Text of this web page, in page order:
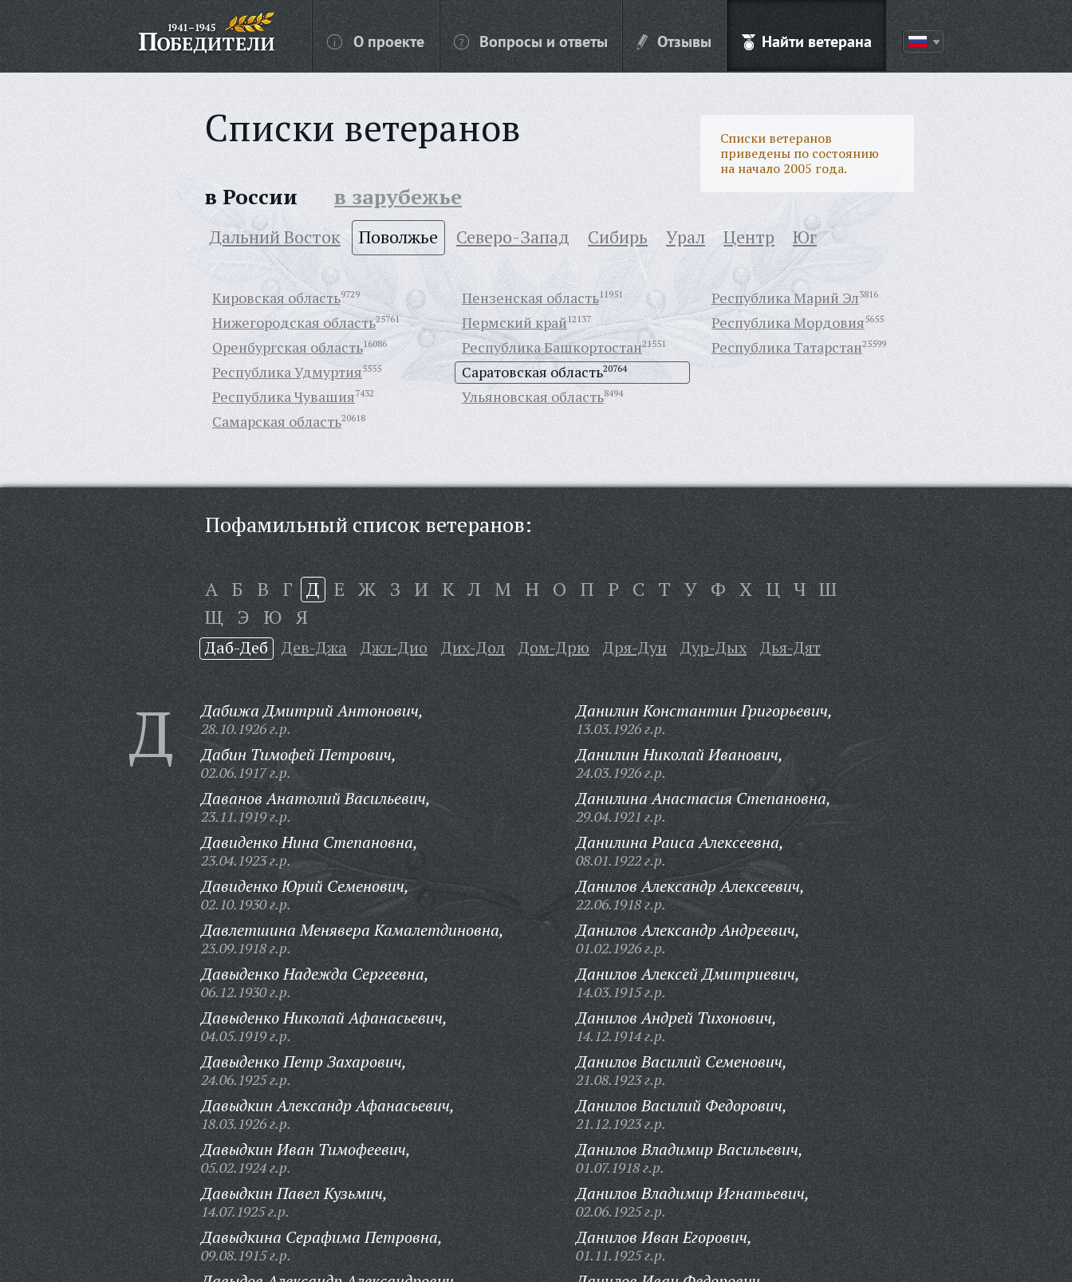
О проекте Вопросы и ответы Отзывы Найти ветерана
Списки ветеранов
Списки ветеранов
приведены по состоянию
на начало 2005 года.
в России в зарубежье
Дальний Восток Поволжье Северо-Запад Сибирь Урал Центр Юг
Кировская область9729
Нижегородская область25761
Оренбургская область16086
Пензенская область11951
Пермский край12137
Республика Башкортостан21551
Республика Марий Эл3816
Республика Мордовия5655
Республика Татарстан25599
Республика Удмуртия5555
Республика Чувашия7432
Самарская область20618
Саратовская область20764
Ульяновская область8494
Пофамильный список ветеранов:
А Б В Г Д Е Ж З И К Л М Н О П Р С Т У Ф Х Ц Ч Ш
Щ Э Ю Я
Даб-Деб Дев-Джа Джл-Дио Дих-Дол Дом-Дрю Дря-Дун Дур-Дых Дья-Дят
Д Дабижа Дмитрий Антонович,
28.10.1926 г.р.
Дабин Тимофей Петрович,
02.06.1917 г.р.
Даванов Анатолий Васильевич,
23.11.1919 г.р.
Давиденко Нина Степановна,
23.04.1923 г.р.
Давиденко Юрий Семенович,
02.10.1930 г.р.
Давлетшина Менявера Камалетдиновна,
23.09.1918 г.р.
Давыденко Надежда Сергеевна,
06.12.1930 г.р.
Давыденко Николай Афанасьевич,
04.05.1919 г.р.
Давыденко Петр Захарович,
24.06.1925 г.р.
Давыдкин Александр Афанасьевич,
18.03.1926 г.р.
Давыдкин Иван Тимофеевич,
05.02.1924 г.р.
Давыдкин Павел Кузьмич,
14.07.1925 г.р.
Давыдкина Серафима Петровна,
09.08.1915 г.р.
Данилин Константин Григорьевич,
13.03.1926 г.р.
Данилин Николай Иванович,
24.03.1926 г.р.
Данилина Анастасия Степановна,
29.04.1921 г.р.
Данилина Раиса Алексеевна,
08.01.1922 г.р.
Данилов Александр Алексеевич,
22.06.1918 г.р.
Данилов Александр Андреевич,
01.02.1926 г.р.
Данилов Алексей Дмитриевич,
14.03.1915 г.р.
Данилов Андрей Тихонович,
14.12.1914 г.р.
Данилов Василий Семенович,
21.08.1923 г.р.
Данилов Василий Федорович,
21.12.1923 г.р.
Данилов Владимир Васильевич,
01.07.1918 г.р.
Данилов Владимир Игнатьевич,
02.06.1925 г.р.
Данилов Иван Егорович,
01.11.1925 г.р.